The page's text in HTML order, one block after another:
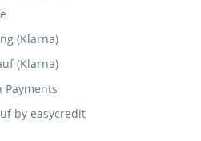
(Klarna)
(Klarna)
Payments
by easycredit